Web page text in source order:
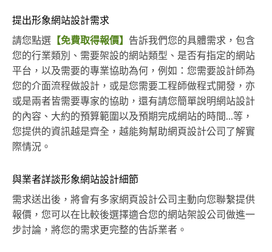
提出形象網站設計需求
請您點選 【免費取得報價】 告訴我們您的具體需求，包含
您的行業類別、需要架設的網站類型、是否有指定的網站
平台，以及需要的專業協助為何，例如：您需要設計師為
您的介面流程做設計，或是您需要工程師做程式開發，亦
或是兩者皆需要專家的協助，還有請您簡單說明網站設計
的內容、大約的預算範圍以及預期完成網站的時間...等，
您提供的資訊越是齊全，越能夠幫助網頁設計公司了解實
際情況。
與業者詳談形象網站設計細節
需求送出後，將會有多家網頁設計公司主動向您聯繫提供
報價，您可以在比較後選擇適合您的網站架設公司做進一
步討論，將您的需求更完整的告訴業者。